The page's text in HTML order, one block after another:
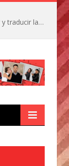
La IA está acercándonos a comprender y traducir las vocalizaciones y comportamientos de nuestras mascotas